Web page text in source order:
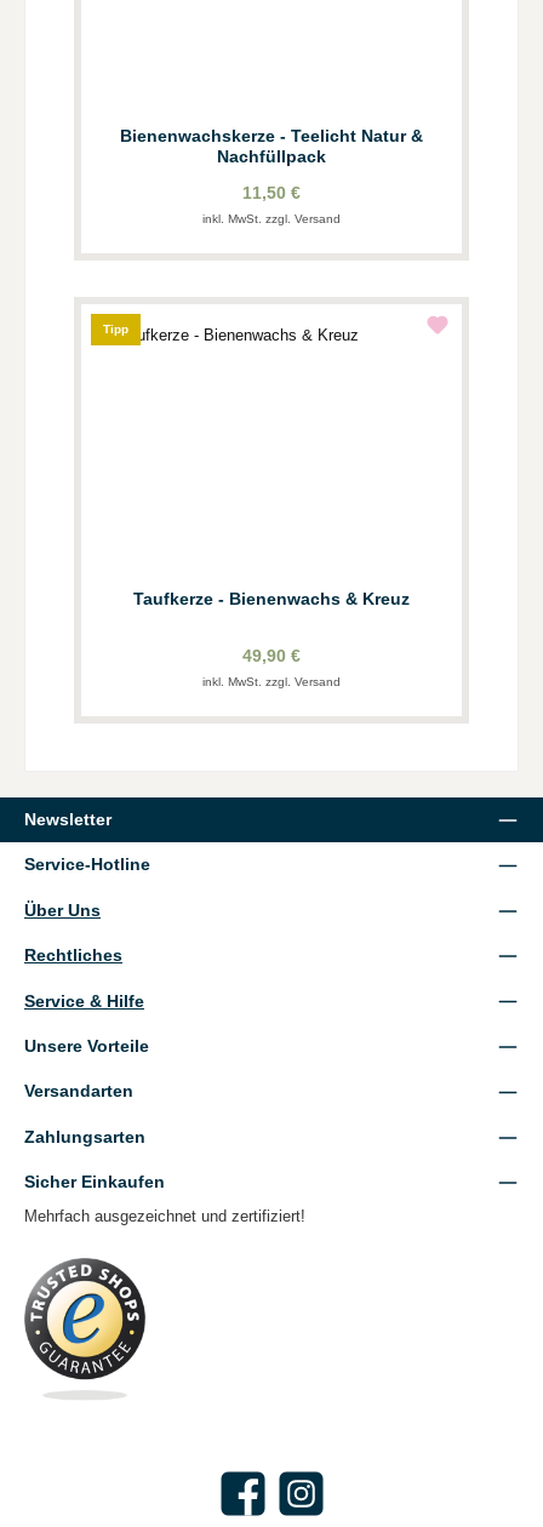
Bienenwachskerze - Teelicht Natur &
Nachfüllpack
11,50 €
inkl. MwSt. zzgl. Versand
Tipp
Taufkerze - Bienenwachs & Kreuz
49,90 €
inkl. MwSt. zzgl. Versand
Newsletter
Service-Hotline
Über Uns
Rechtliches
Service & Hilfe
Unsere Vorteile
Versandarten
Zahlungsarten
Sicher Einkaufen
Mehrfach ausgezeichnet und zertifiziert!
Facebook Instagram